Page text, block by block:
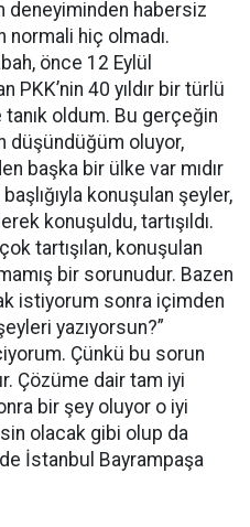
deneyiminden habersiz
normali hiç olmadı.
önce 12 Eylül
PKK’nin 40 yıldır bir türlü
oldum. Bu gerçeğin
düşündüğüm oluyor,
başka bir ülke var mıdır
konuşulan şeyler,
konuşuldu, tartışıldı.
tartışılan, konuşulan
bir sorunudur. Bazen
istiyorum sonra içimden
yazıyorsun?”
Çünkü bu sorun
Çözüme dair tam iyi
bir şey oluyor o iyi
olacak gibi olup da
İstanbul Bayrampaşa